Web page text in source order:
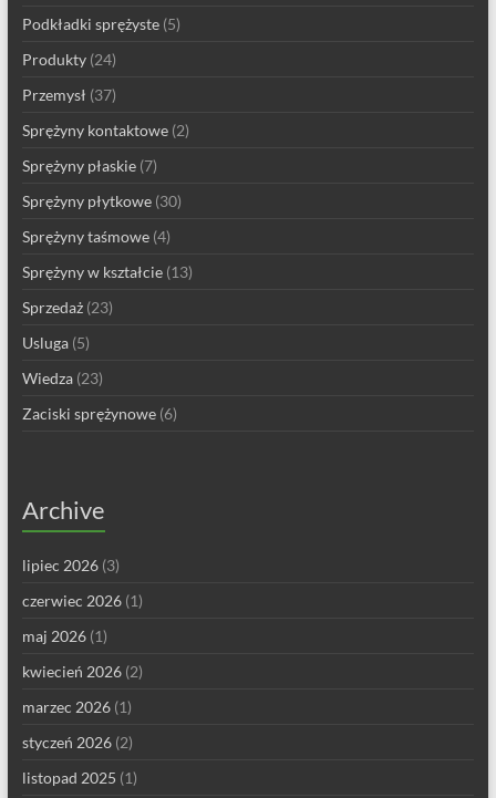
Podkładki sprężyste(5)
Produkty(24)
Przemysł (37)
Sprężyny kontaktowe(2)
Sprężyny płaskie(7)
Sprężyny płytkowe(30)
Sprężyny taśmowe(4)
Sprężyny w kształcie(13)
Sprzedaż(23)
Usluga(5)
Wiedza(23)
Zaciski sprężynowe(6)
Archive
lipiec 2026(3)
czerwiec 2026(1)
maj 2026(1)
kwiecień 2026(2)
marzec 2026(1)
styczeń 2026(2)
listopad 2025 (1)